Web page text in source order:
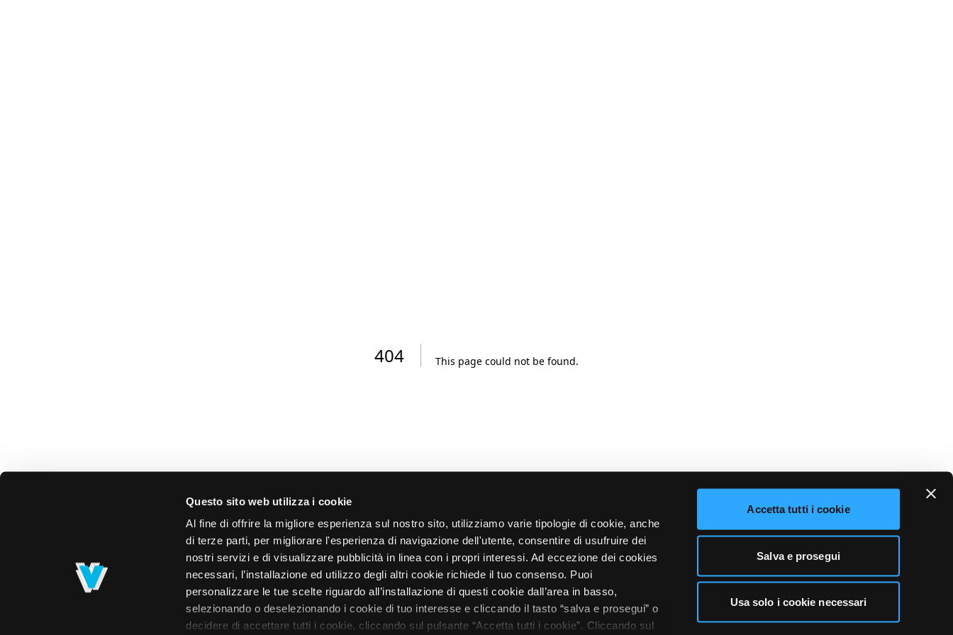
Questo sito web utilizza i cookie
Al fine di offrire la migliore esperienza sul nostro sito, utilizziamo varie tipologie di cookie, anche
di terze parti, per migliorare l'esperienza di navigazione dell'utente, consentire di usufruire dei
nostri servizi e di visualizzare pubblicità in linea con i propri interessi. Ad eccezione dei cookies
necessari, l’installazione ed utilizzo degli altri cookie richiede il tuo consenso. Puoi
personalizzare le tue scelte riguardo all’installazione di questi cookie dall’area in basso,
selezionando o deselezionando i cookie di tuo interesse e cliccando il tasto “salva e prosegui” o
decidere di accettare tutti i cookie, cliccando sul pulsante “Accetta tutti i cookie”. Cliccando sul
Accetta tutti i cookie
Salva e prosegui
Usa solo i cookie necessari
404 This page could not be found.